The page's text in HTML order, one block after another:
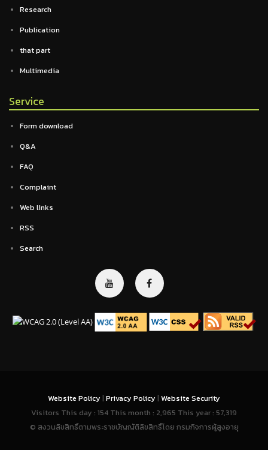
Research
Publication
that part
Multimedia
Service
Form download
Q&A
FAQ
Complaint
Web links
RSS
Search
Website Policy | Privacy Policy | Website Security
Visitors This day : 154 This month : 2,965 This year : 57,319
© สงวนลิขสิทธิ์ตามพระราชบัญญัติลิขสิทธิ์โดย กรมกิจการผู้สูงอายุ